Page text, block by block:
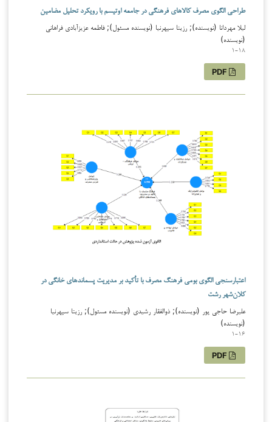
طراحی الگوی مصرف کالاهای فرهنگی در جامعه اوتیسم با رویکرد تحلیل مضامین
لیلا مهردانا (نویسنده); رزیتا سپهرنیا (نویسنده مسئول); فاطمه عزیزآبادی فراهانی
(نویسنده)
1-18
اعتبارسنجی الگوی بومی فرهنگ مصرف با تأکید بر مدیریت پسماندهای خانگی در
کلان‌شهر رشت
علیرضا حاجی پور (نویسنده); ذوالفقار رشیدی (نویسنده مسئول); رزیتا سپهرنیا
(نویسنده)
1-16